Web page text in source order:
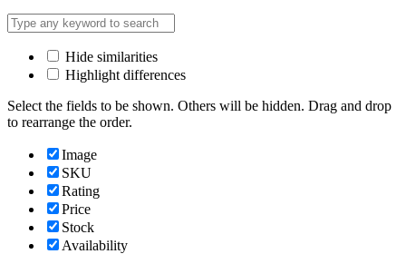
Hide similarities
Highlight differences
Select the fields to be shown. Others will be hidden. Drag and drop
to rearrange the order.
Image
SKU
Rating
Price
Stock
Availability